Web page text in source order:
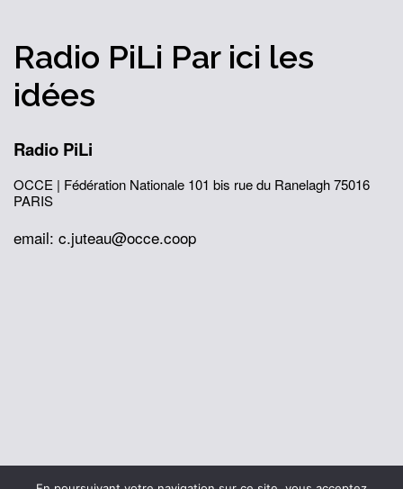
Radio PiLi Par ici les
idées
Radio PiLi
OCCE | Fédération Nationale 101 bis rue du Ranelagh75016
PARIS
email: c.juteau@occe.coop
© 2026 Office Central de la Coopération à l'École